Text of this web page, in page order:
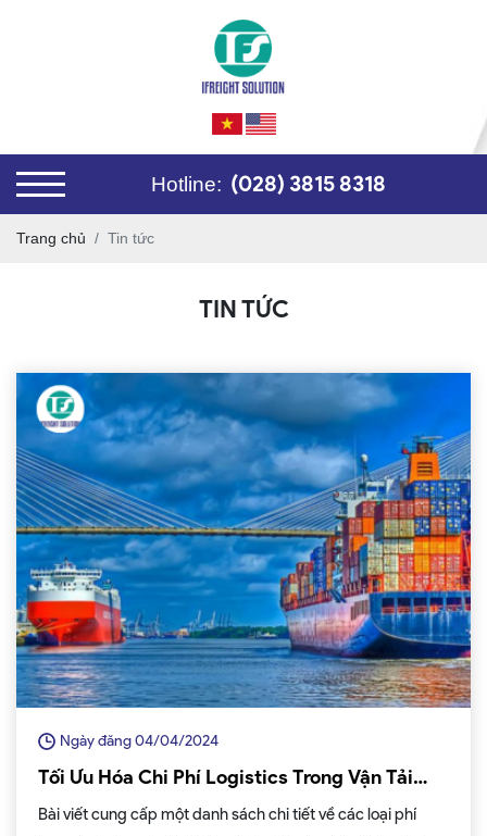
Hotline: (028) 3815 8318
Trang chủ Tin tức
TIN TỨC
Ngày đăng 04/04/2024
Tối Ưu Hóa Chi Phí Logistics Trong Vận Tải
Đường Biển: Các Loại Phí Bạn Cần Biết
Bài viết cung cấp một danh sách chi tiết về các loại phí